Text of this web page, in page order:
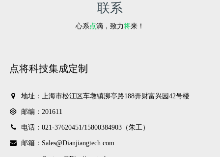
联系
心系点滴，致力将来！
点将科技集成定制
地址：上海市松江区车墩镇泖亭路188弄财富兴园42号楼
邮编：201611
电话：021-37620451/15800384903（朱工）
邮箱：Sales@Dianjiangtech.com